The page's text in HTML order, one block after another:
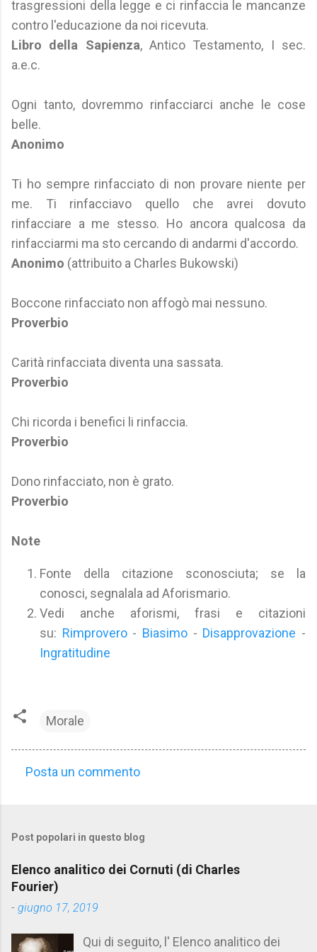
trasgressioni della legge e ci rinfaccia le mancanze
contro l'educazione da noi ricevuta.
Libro della Sapienza, Antico Testamento, I sec.
a.e.c.
Ogni tanto, dovremmo rinfacciarci anche le cose
belle.
Anonimo
Ti ho sempre rinfacciato di non provare niente per
me. Ti rinfacciavo quello che avrei dovuto
rinfacciare a me stesso. Ho ancora qualcosa da
rinfacciarmi ma sto cercando di andarmi d'accordo.
Anonimo (attribuito a Charles Bukowski)
Boccone rinfacciato non affogò mai nessuno.
Proverbio
Carità rinfacciata diventa una sassata.
Proverbio
Chi ricorda i benefici li rinfaccia.
Proverbio
Dono rinfacciato, non è grato.
Proverbio
Note
Fonte della citazione sconosciuta; se la
conosci, segnalala ad Aforismario.
Vedi anche aforismi, frasi e citazioni
su: Rimprovero- Biasimo - Disapprovazione -
Ingratitudine
Morale
m
e
n
t
Posta un commento
Post popolari in questo blog
Elenco analitico dei Cornuti (di Charles
Fourier)
- giugno 17, 2019
Qui di seguito, l' Elenco analitico dei